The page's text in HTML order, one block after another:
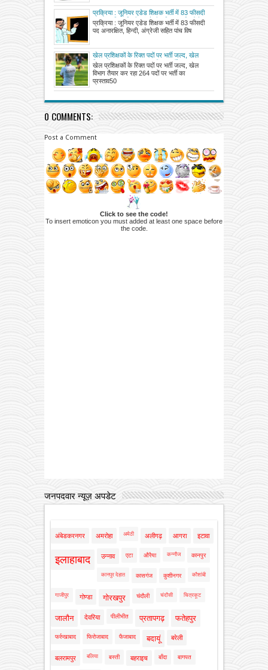
प्रक्रिया : जूनियर एडेड शिक्षक भर्ती में 83 फीसदी
पद अनारक्षित, हिन्दी, अंग्रेजी सहित पांच विषयों के
कुल 1262 पदों पर की जानी है भर्ती, अभ्यर्थियों को
15 फरवरी तकग्रहण कराया जाएगा कार्यभार
प्रक्रिया : जूनियर एडेड शिक्षक भर्ती में 83 फीसदी
पद अनारक्षित, हिन्दी, अंग्रेजी सहित पांच विष
खेल प्रशिक्षकों के रिक्त पदों पर भर्ती जल्द, खेल
विभाग तैयार कर रहा 264 पदों पर भर्ती का प्रस्ताव
खेल प्रशिक्षकों के रिक्त पदों पर भर्ती जल्द, खेल
विभाग तैयार कर रहा 264 पदों पर भर्ती का
प्रस्ताव50
0 COMMENTS:
Post a Comment
Click to see the code!
To insert emoticon you must added at least one space before
the code.
जनपदवार न्यूज़ अपडेट
अंबेडकरनगर अमरोहा अमेठी अलीगढ़ आगरा इटावा
इलाहाबाद उन्नाव एटा औरैया कन्नौज कानपुर
कानपुर देहात कासगंज कुशीनगर कौशांबी
गाजीपुर गोण्डा गोरखपुर चंदौली चंदौसी चित्रकूट
जालौन देवरिया पीलीभीत प्रतापगढ़ फतेहपुर
फर्रुखाबाद फिरोजाबाद फैजाबाद बदायूं बरेली
बलरामपुर बलिया बस्ती बहराइच बाँदा बागपत